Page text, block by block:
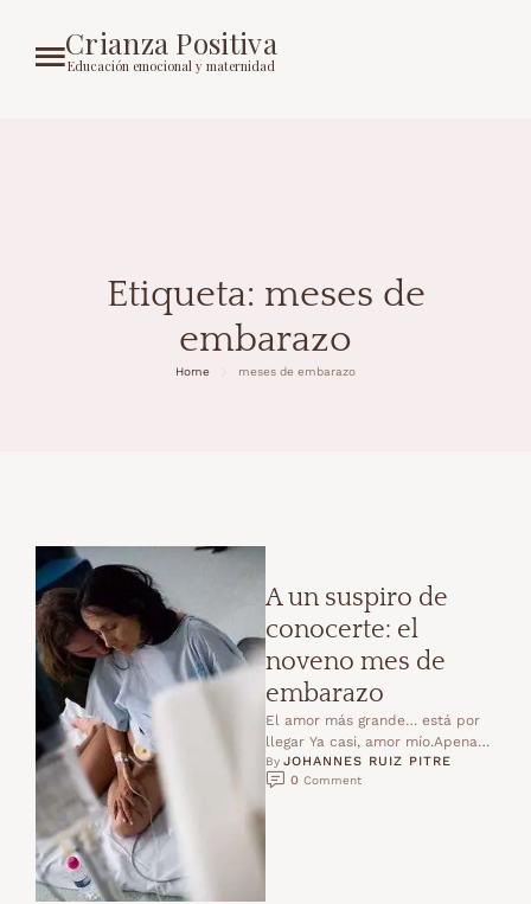
Crianza Positiva
Educación emocional y maternidad
Etiqueta: meses de
embarazo
Home meses de embarazo
A un suspiro de
conocerte: el
noveno mes de
embarazo
El amor más grande… está por
llegar Ya casi, amor mío.Apenas
unas semanas,unos días,quizás
solo unas horasy podré …
By JOHANNES RUIZ PITRE
0 Comment